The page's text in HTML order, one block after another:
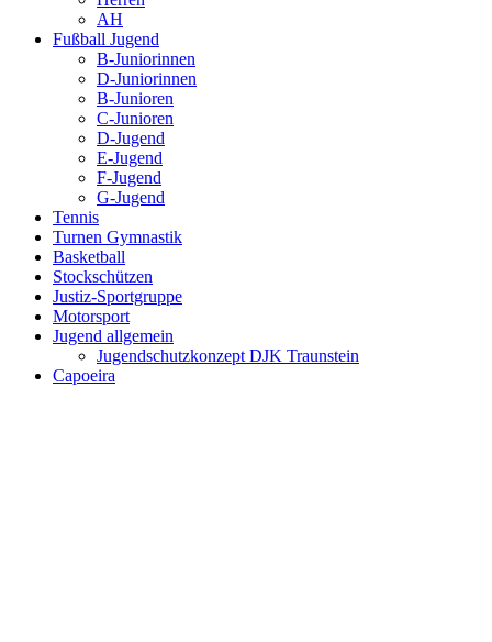
AH
Fußball Jugend
B-Juniorinnen
D-Juniorinnen
B-Junioren
C-Junioren
D-Jugend
E-Jugend
F-Jugend
G-Jugend
Tennis
Turnen Gymnastik
Basketball
Stockschützen
Justiz-Sportgruppe
Motorsport
Jugend allgemein
Jugendschutzkonzept DJK Traunstein
Capoeira